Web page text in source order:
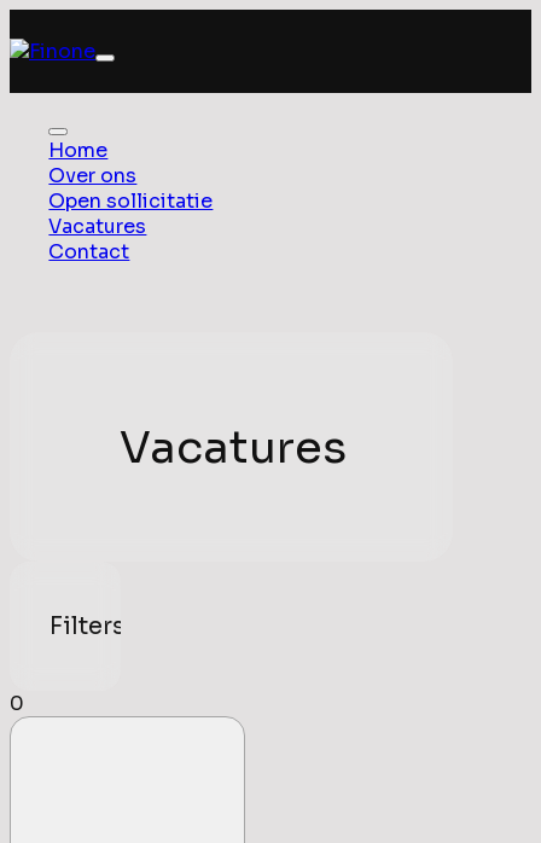
Home
Over ons
Open sollicitatie
Vacatures
Contact
Vacatures
Filters
0